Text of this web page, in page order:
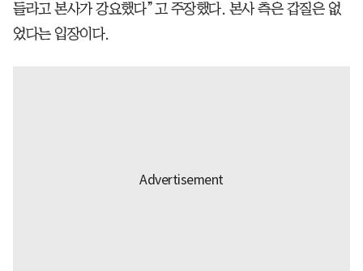
들라고 본사가 강요했다”고 주장했다. 본사 측은 갑질은 없
었다는 입장이다.